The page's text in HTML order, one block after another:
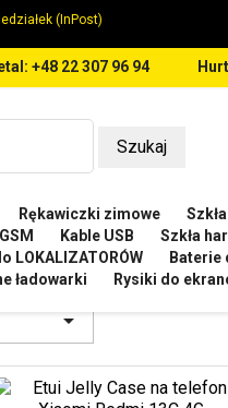
(InPost)
+48 22 307 96 94
Szukaj
Rękawiczki zimowe
Kable USB Szkła
LOKALIZATORÓW Baterie
ładowarki Rysiki do
